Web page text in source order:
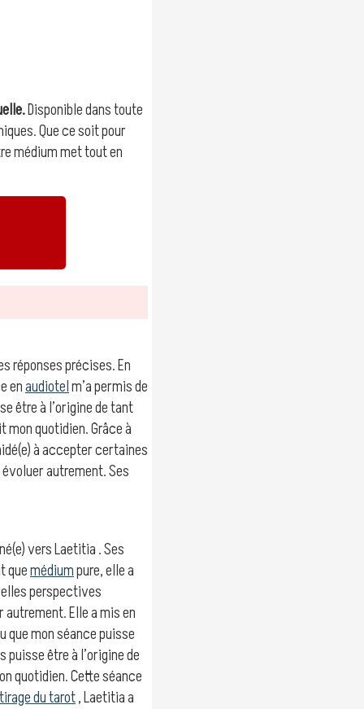
Disponible dans toute
Que ce soit pour
médium met tout en
réponses précises. En
enaudiotelm’a permis de
être à l’origine de tant
quotidien. Grâce à
à accepter certaines
autrement. Ses
vers Laetitia . Ses
quemédiumpure, elle a
perspectives
Elle a mis en
que mon séance puisse
être à l’origine de
quotidien. Cette séance
tirage du tarot, Laetitia a